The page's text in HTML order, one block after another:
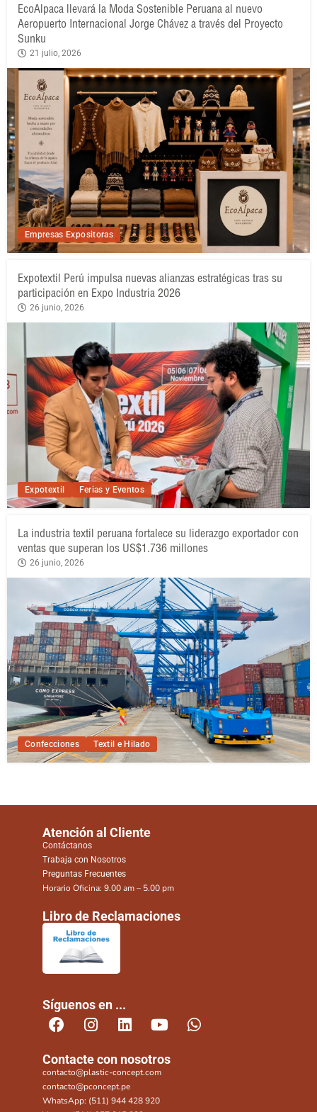
Empresas Expositoras
EcoAlpaca llevará la Moda Sostenible Peruana al nuevo
Aeropuerto Internacional Jorge Chávez a través del Proyecto
Sunku
21 julio, 2026
Expotextil Ferias y Eventos
Expotextil Perú impulsa nuevas alianzas estratégicas tras su
participación en Expo Industria 2026
26 junio, 2026
Confecciones Textil e Hilado
La industria textil peruana fortalece su liderazgo exportador con
ventas que superan los US$1.736 millones
26 junio, 2026
Atención al Cliente
Contáctanos
Trabaja con Nosotros
Preguntas Frecuentes
Horario Oficina: 9.00 am – 5.00 pm
Libro de Reclamaciones
Síguenos en ...
Contacte con nosotros
contacto@plastic-concept.com
contacto@pconcept.pe
WhatsApp: (511) 944 428 920